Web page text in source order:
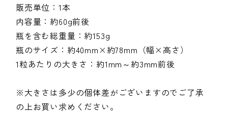
販売単位：1本
内容量：約60g前後
瓶を含む総重量：約153g
瓶のサイズ：約40mm×約78mm（幅×高さ）
1粒あたりの大きさ：約1mm～約3mm前後
※大きさは多少の個体差がございますのでご了承
の上お買い求めください。